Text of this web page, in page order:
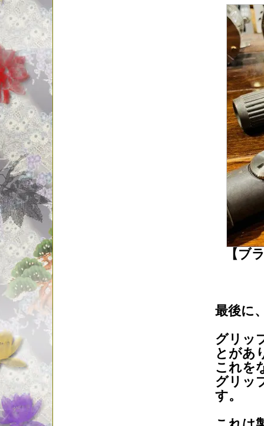
【ブ
最後に
グリッ
とがあ
これを
グリッ
す。